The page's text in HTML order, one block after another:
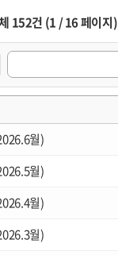
부산베이비부머통계
제조업실태조사
차량교통량조사
부산크루즈통계
광역도시권통계
부산환경산업조사
152건 (1 /16페이지)
월)
월)
월)
월)